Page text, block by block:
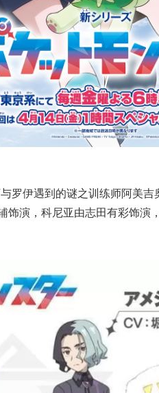
罗伊遇到的谜之训练师阿美
饰演，科尼亚由志田有彩饰演